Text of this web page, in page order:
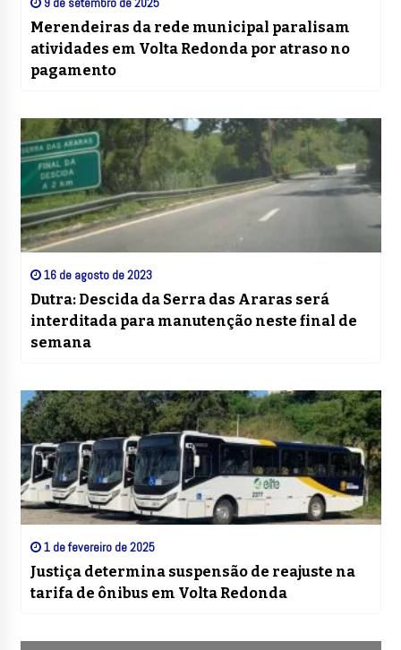
Merendeiras da rede municipal paralisam
atividades em Volta Redonda por atraso no
pagamento
16 de agosto de 2023
Dutra: Descida da Serra das Araras será
interditada para manutenção neste final de
semana
1 de fevereiro de 2025
Justiça determina suspensão de reajuste na
tarifa de ônibus em Volta Redonda